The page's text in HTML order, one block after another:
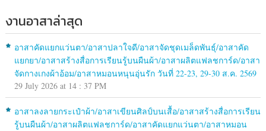
งานอาสาล่าสุด
อาสาคัดแยกแว่นตา/อาสาปลาใจดี/อาสาจัดชุดเมล็ดพันธุ์/อาสาคัด
แยกยา/อาสาสร้างสื่อการเรียนรู้บนผืนผ้า/อาสาผลิตแฟลชการ์ด/อาสา
จัดกางเกงผ้าอ้อม/อาสาหมอนหนุนอุ่นรัก วันที่ 22-23, 29-30 ส.ค. 2569
29 July 2026 at 14 : 37 PM
อาสาลงลายกระเป๋าผ้า/อาสาเขียนศิลป์บนเสื้อ/อาสาสร้างสื่อการเรียน
รู้บนผืนผ้า/อาสาผลิตแฟลชการ์ด/อาสาคัดแยกแว่นตา/อาสาหมอน